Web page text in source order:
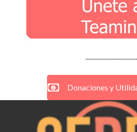
Donaciones y